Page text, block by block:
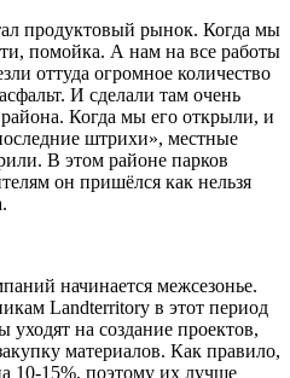
продуктовый рынок. Когда мы
помойка. А нам на все работы
оттуда огромное количество
И сделали там очень
Когда мы его открыли, и
штрихи», местные
В этом районе парков
он пришёлся как нельзя
начинается межсезонье.
Landterritory в этот период
уходят на создание проектов,
материалов. Как правило,
10-15%, поэтому их лучше